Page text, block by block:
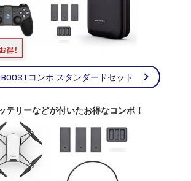
BOOSTコンボ スタンダードセット
テリーなどが付いたお得なコンボ！